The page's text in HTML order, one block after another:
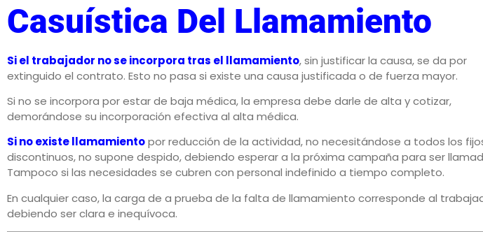
Casuística Del Llamamiento
Si el trabajador no se incorpora tras el llamamiento, sin justificar la causa, se da por
extinguido el contrato. Esto no pasa si existe una causa justificada o de fuerza mayor.
Si no se incorpora por estar de baja médica, la empresa debe darle de alta y cotizar,
demorándose su incorporación efectiva al alta médica.
Si no existe llamamientopor reducción de la actividad, no necesitándose a todos los
discontinuos, no supone despido, debiendo esperar a la próxima campaña para ser
Tampoco si las necesidades se cubren con personal indefinido a tiempo completo.
En cualquier caso, la carga de a prueba de la falta de llamamiento corresponde al
debiendo ser clara e inequívoca.